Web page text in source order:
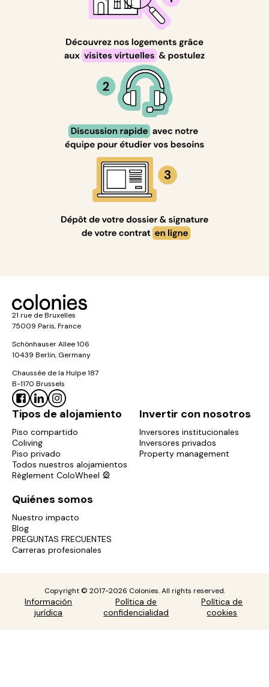
21 rue de Bruxelles
75009 Paris, France
Schönhauser Allee 106
10439 Berlin, Germany
Chaussée de la Hulpe 187
B-1170 Brussels
Tipos de alojamiento
Piso compartido
Coliving
Piso privado
Todos nuestros alojamientos
Règlement ColoWheel 🎡
Invertir con nosotros
Inversores institucionales
Inversores privados
Property management
Quiénes somos
Nuestro impacto
Blog
PREGUNTAS FRECUENTES
Carreras profesionales
Copyright © 2017-2026 Colonies. All rights reserved.
Información
jurídica
Política de
confidencialidad
Política de
cookies